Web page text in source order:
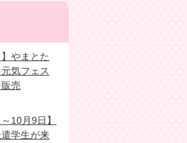
やまとた
気フェス
売
10月9日】
学生が来